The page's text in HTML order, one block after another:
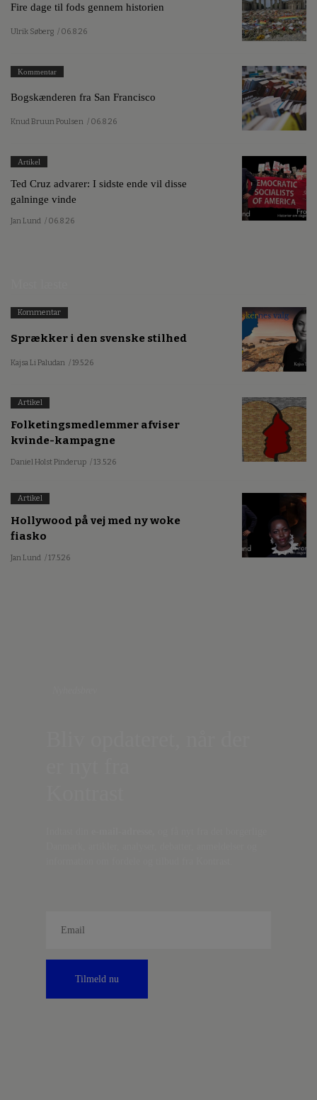
Fire dage til fods gennem historien
Ulrik Søberg / 06.8.26
Kommentar
Bogskænderen fra San Francisco
Knud Bruun Poulsen / 06.8.26
Artikel
Ted Cruz advarer: I sidste ende vil disse
galninge vinde
Jan Lund / 06.8.26
Kommentar
Sprækker i den svenske stilhed
Kajsa Li Paludan / 19.5.26
Artikel
Folketingsmedlemmer afviser
kvinde-kampagne
Daniel Holst Pinderup / 13.5.26
Artikel
Hollywood på vej med ny woke
fiasko
Jan Lund / 17.5.26
Tilmeld nu